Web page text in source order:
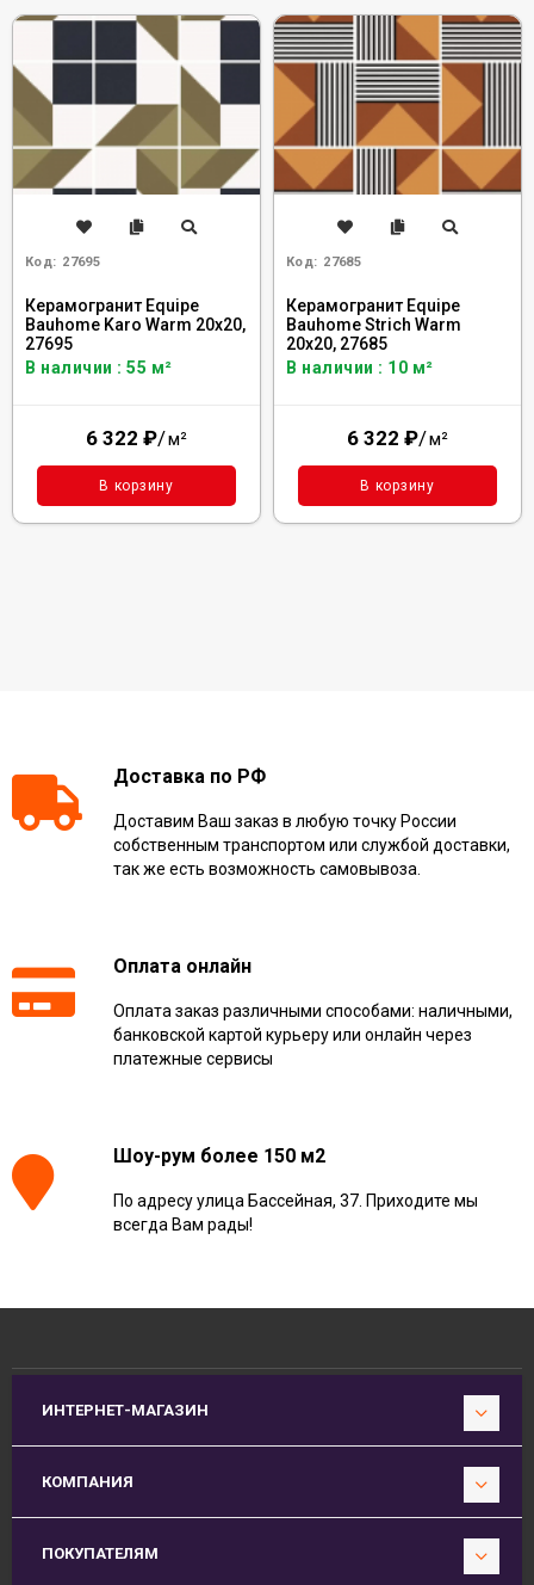
Код: 27695
Керамогранит Equipe
Bauhome Karo Warm 20x20,
27695
В наличии : 55 м²
6 322 ₽/м²
В корзину
Код: 27685
Керамогранит Equipe
Bauhome Strich Warm
20x20, 27685
В наличии : 10 м²
6 322 ₽/м²
В корзину
Доставка по РФ
Доставим Ваш заказ в любую точку России
собственным транспортом или службой доставки,
так же есть возможность самовывоза.
Оплата онлайн
Оплата заказ различными способами: наличными,
банковской картой курьеру или онлайн через
платежные сервисы
Шоу-рум более 150 м2
По адресу улица Бассейная, 37. Приходите мы
всегда Вам рады!
ИНТЕРНЕТ-МАГАЗИН
КОМПАНИЯ
ПОКУПАТЕЛЯМ